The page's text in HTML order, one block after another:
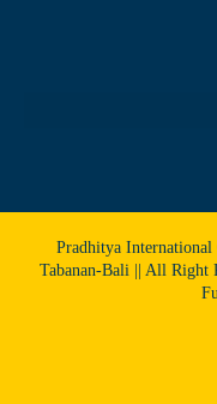
Pradhitya
Tabanan-Bali || All Right